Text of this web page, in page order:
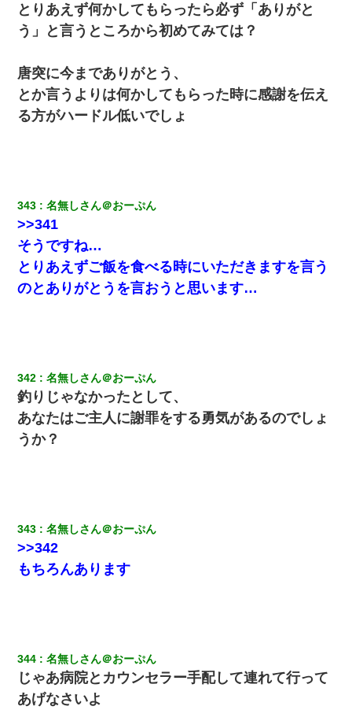
【クズ】昔、兄がお見合いして「ブスすぎｗｗｗ」と断った女性
が、兄の同級生と結婚。それを知った兄は荒れ狂い、｢嫁さん、俺
のお古ですが気分はどう？」とメールを送った→
夫の友達がBBQを定期的に開催して夫婦で参加してたんだけど、
女性側のリーダーみたいな人に「BBQは友達とやりなよ！」と言
われて…
我が家のガレージに見知らぬ車。俺「もしもし、玄関にもシャッ
ターリモコンあるだろ？DOWNのボタン押してｗ」→ 待つこと１
時間弱・・・
さっき嫁から、「愛しています」ってメールが届いた。俺も「愛
してます」って送ったら
【身体で払わせて】女友達「ごめん、何も言わずにお金貸してく
ださい……」俺「いいよ！いくら？」女友達「10万円ぐら
い……」俺「ほい！10万！」→
婚活パーティーでよく会う美女がいた。こんな完璧な容姿を持っ
てしても結婚て難しいんだなぁ…と思ってた
父親がくも膜下出血で突然ﾀﾋ。→母の貯金が0なことが判明。→母
「私を家に置いてほしい、どうか見捨てないで(土下座」俺・嫁
「…」
昨日37歳のおばさんと行為したんだけどめちゃくちゃだった
ずっとニートだと思ってた同居の義弟が投資で旦那より稼いでる
とりあえず何かしてもらったら必ず「ありがと
う」と言うところから初めてみては？
唐突に今までありがとう、
とか言うよりは何かしてもらった時に感謝を伝え
る方がハードル低いでしょ
343 名無しさん＠おーぷん
>>341
そうですね…
とりあえずご飯を食べる時にいただきますを言う
のとありがとうを言おうと思います…
342 名無しさん＠おーぷん
釣りじゃなかったとして、
あなたはご主人に謝罪をする勇気があるのでしょ
うか？
343 名無しさん＠おーぷん
>>342
もちろんあります
344 名無しさん＠おーぷん
じゃあ病院とカウンセラー手配して連れて行って
あげなさいよ